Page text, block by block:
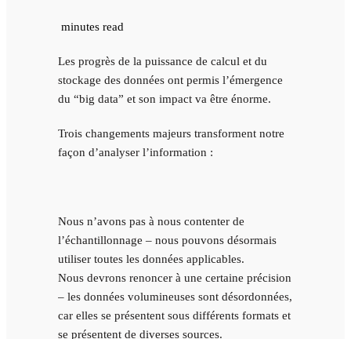
minutes read
Les progrès de la puissance de calcul et du
stockage des données ont permis l’émergence
du “big data” et son impact va être énorme.
Trois changements majeurs transforment notre
façon d’analyser l’information :
Nous n’avons pas à nous contenter de
l’échantillonnage – nous pouvons désormais
utiliser toutes les données applicables.
Nous devrons renoncer à une certaine précision
– les données volumineuses sont désordonnées,
car elles se présentent sous différents formats et
se présentent de diverses sources.